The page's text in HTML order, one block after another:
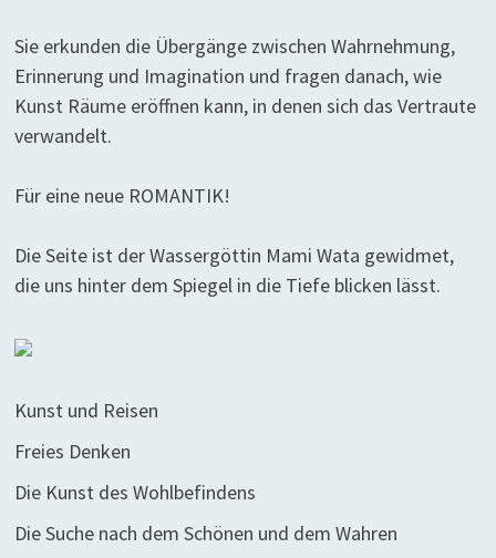
Sie erkunden die Übergänge zwischen Wahrnehmung,
Erinnerung und Imagination und fragen danach, wie
Kunst Räume eröffnen kann, in denen sich das Vertraute
verwandelt.
Für eine neue ROMANTIK!
Die Seite ist der Wassergöttin Mami Wata gewidmet,
die uns hinter dem Spiegel in die Tiefe blicken lässt.
Kunst und Reisen
Freies Denken
Die Kunst des Wohlbefindens
Die Suche nach dem Schönen und dem Wahren